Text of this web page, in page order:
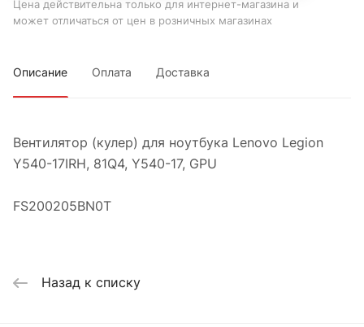
Цена действительна только для интернет-магазина и
может отличаться от цен в розничных магазинах
Описание Оплата Доставка
Вентилятор (кулер) для ноутбука Lenovo Legion
Y540-17IRH, 81Q4, Y540-17, GPU
FS200205BN0T
Назад к списку